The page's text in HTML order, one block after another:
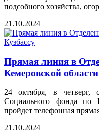
подсобного хозяйства,
21.10.2024
Прямая линия в
Кемеровской
24 октября, в
Социального фонда по
пройдет телефонная
21.10.2024